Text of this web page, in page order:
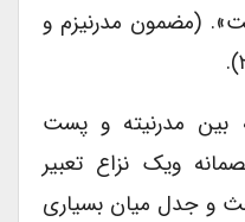
(مضمون مدرنیزم و
بین مدرنیته و پست
ویک نزاع تعبیر
و جدل میان بسیاری